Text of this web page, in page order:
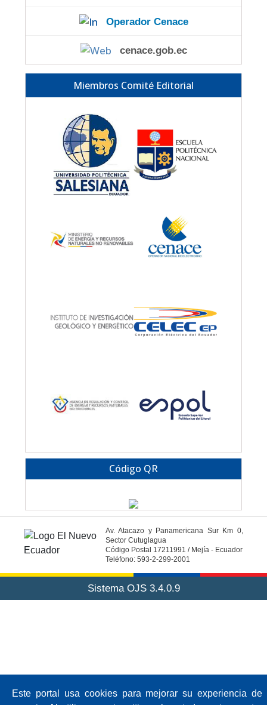
Operador Cenace
cenace.gob.ec
Miembros Comité Editorial
Código QR
Av. Atacazo y Panamericana Sur Km 0,
Sector Cutuglagua
Código Postal 17211991 / Mejía - Ecuador
Teléfono: 593-2-299-2001
Este portal usa cookies para mejorar su experiencia de
Sistema OJS 3.4.0.9